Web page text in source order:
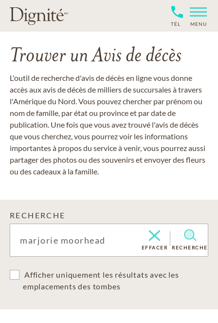
TÉL MENU
Trouver un Avis de décès
L'outil de recherche d'avis de décès en ligne vous donne
accès aux avis de décès de milliers de succursales à travers
l'Amérique du Nord. Vous pouvez chercher par prénom ou
nom de famille, par état ou province et par date de
publication. Une fois que vous avez trouvé l'avis de décès
que vous cherchez, vous pourrez voir les informations
importantes à propos du service à venir, vous pourrez aussi
partager des photos ou des souvenirs et envoyer des fleurs
ou des cadeaux à la famille.
RECHERCHE
EFFACER RECHERCHE
Afficher uniquement les résultats avec les
emplacements des tombes